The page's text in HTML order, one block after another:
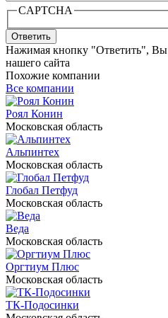
CAPTCHA
Ответить
Нажимая кнопку "Ответить", Вы
нашего сайта
Похожие компании
Все компании
Роял Конин
Московская область
Альпинтех
Московская область
Глобал Петфуд
Московская область
Веда
Московская область
Оргтиум Плюс
Московская область
ТК-Подосинки